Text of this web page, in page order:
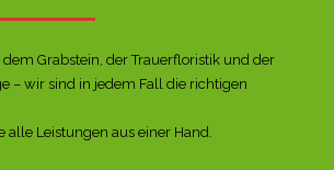
Grabstein, der Trauerfloristik und der
– wir sind in jedem Fall die richtigen
alle Leistungen aus einer Hand.